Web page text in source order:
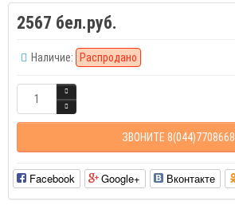
2567 бел.руб.
Наличие: Распродано
ЗВОНИТЕ 8(044)7708668
Facebook Google+ Вконтакте